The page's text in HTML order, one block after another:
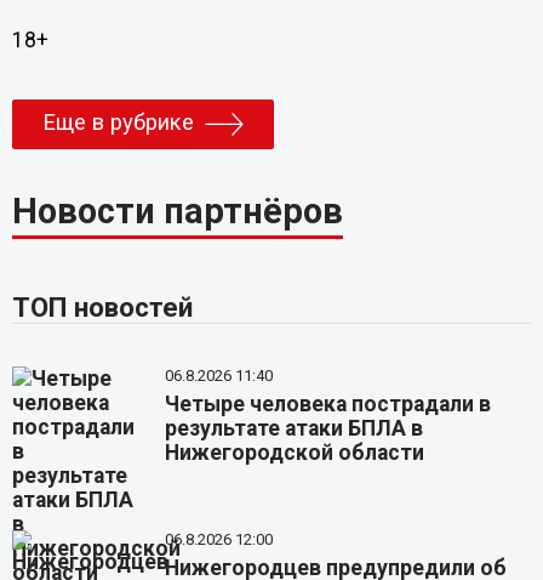
18+
Еще в рубрике
Новости партнёров
ТОП новостей
06.8.2026 11:40
Четыре человека пострадали в
результате атаки БПЛА в
Нижегородской области
06.8.2026 12:00
Нижегородцев предупредили об